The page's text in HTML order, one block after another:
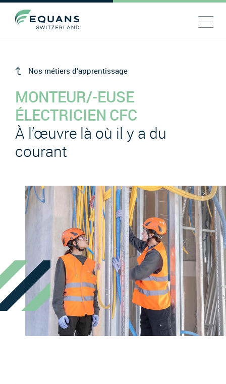
Nos métiers d’apprentissage
MONTEUR/-EUSE
ÉLECTRICIEN CFC
À l’œuvre là où il y a du
courant